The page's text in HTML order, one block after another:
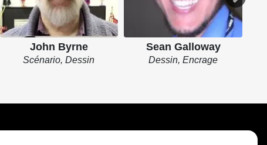
John Byrne
Scénario, Dessin
Sean Galloway
Dessin, Encrage